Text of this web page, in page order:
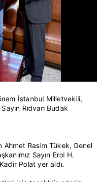
İstanbul Milletvekili,
Rıdvan Budak
Ahmet Rasim Tükek, Genel
Sayın Erol H.
Polat yer aldı.